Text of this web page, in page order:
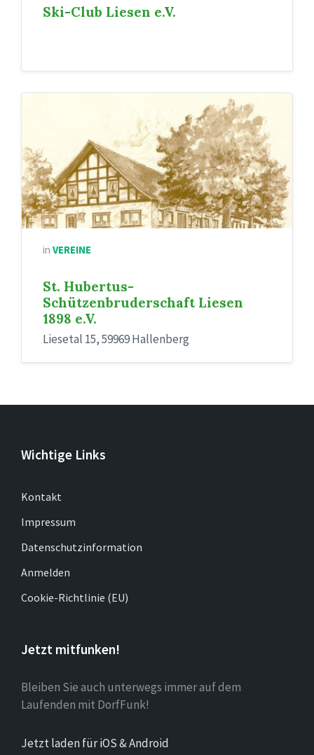
Ski-Club Liesen e.V.
in VEREINE
St. Hubertus-
Schützenbruderschaft Liesen
1898 e.V.
Liesetal 15, 59969 Hallenberg
Wichtige Links
Kontakt
Impressum
Datenschutzinformation
Anmelden
Cookie-Richtlinie (EU)
Jetzt mitfunken!
Bleiben Sie auch unterwegs immer auf dem
Laufenden mit DorfFunk!
Jetzt laden für iOS & Android